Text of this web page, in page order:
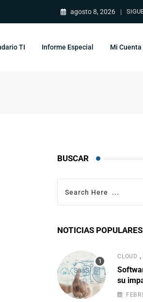
agosto 8, 2026
TI Informe Especial Mi Cuenta
BUSCAR
NOTICIAS POPULARES
CLOUD ,
su